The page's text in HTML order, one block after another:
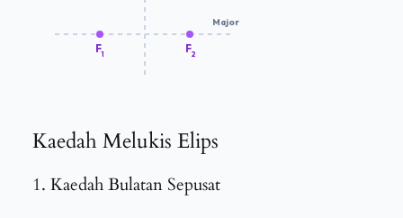
Major
F1 F2
Kaedah Melukis Elips
1. Kaedah Bulatan Sepusat